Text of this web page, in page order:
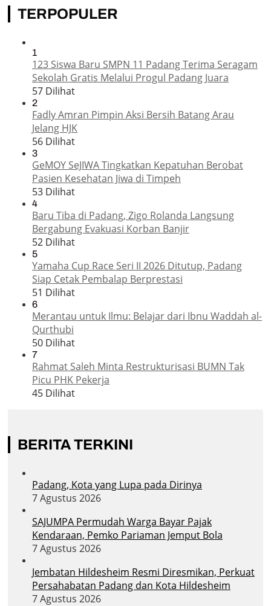
TERPOPULER
1
123 Siswa Baru SMPN 11 Padang Terima Seragam
Sekolah Gratis Melalui Progul Padang Juara
57 Dilihat
2
Fadly Amran Pimpin Aksi Bersih Batang Arau
Jelang HJK
56 Dilihat
3
GeMOY SeJIWA Tingkatkan Kepatuhan Berobat
Pasien Kesehatan Jiwa di Timpeh
53 Dilihat
4
Baru Tiba di Padang, Zigo Rolanda Langsung
Bergabung Evakuasi Korban Banjir
52 Dilihat
5
Yamaha Cup Race Seri II 2026 Ditutup, Padang
Siap Cetak Pembalap Berprestasi
51 Dilihat
6
Merantau untuk Ilmu: Belajar dari Ibnu Waddah al-
Qurthubi
50 Dilihat
7
Rahmat Saleh Minta Restrukturisasi BUMN Tak
Picu PHK Pekerja
45 Dilihat
BERITA TERKINI
Padang, Kota yang Lupa pada Dirinya
7 Agustus 2026
SAJUMPA Permudah Warga Bayar Pajak
Kendaraan, Pemko Pariaman Jemput Bola
7 Agustus 2026
Jembatan Hildesheim Resmi Diresmikan, Perkuat
Persahabatan Padang dan Kota Hildesheim
7 Agustus 2026